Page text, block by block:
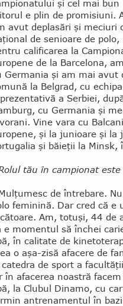
şi cel mai bun
e plin de pro­misiuni.
avut de­pla­­sări şi meciuri
de senioare de polo,
calificarea la
de la Barcelona,
Germania şi am mai avut
la Belgrad, cu echipa
a Serbiei,
cu Ger­mania şi
Vine vara cu
şi la junioare şi la
şi băieţii la Minsk,
tău în campionat
de întrebare.
feminină. Dar cred că
Am, totuşi, 44 de
e momentul să închei
în calitate de
o aşa-zisă afacere de
catedra de sport a
în afacerea noastră
la Clubul Dinamo, cu
antrenamentul în